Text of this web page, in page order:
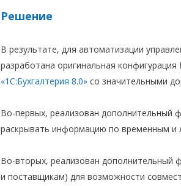
Решение
В результате, для автоматизации
разработана оригинальная
«1С:Бухгалтерия 8.0» со значительными
Во-первых, реализован дополнительный
раскрывать информацию по временным и
Во-вторых, реализован дополнительный
и поставщикам) для возможности